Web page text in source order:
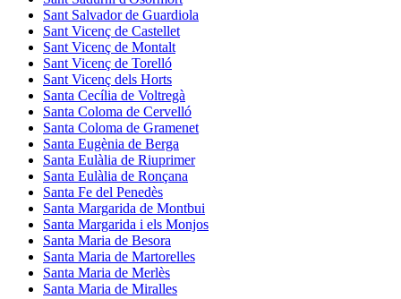
Sant Salvador de Guardiola
Sant Vicenç de Castellet
Sant Vicenç de Montalt
Sant Vicenç de Torelló
Sant Vicenç dels Horts
Santa Cecília de Voltregà
Santa Coloma de Cervelló
Santa Coloma de Gramenet
Santa Eugènia de Berga
Santa Eulàlia de Riuprimer
Santa Eulàlia de Ronçana
Santa Fe del Penedès
Santa Margarida de Montbui
Santa Margarida i els Monjos
Santa Maria de Besora
Santa Maria de Martorelles
Santa Maria de Merlès
Santa Maria de Miralles